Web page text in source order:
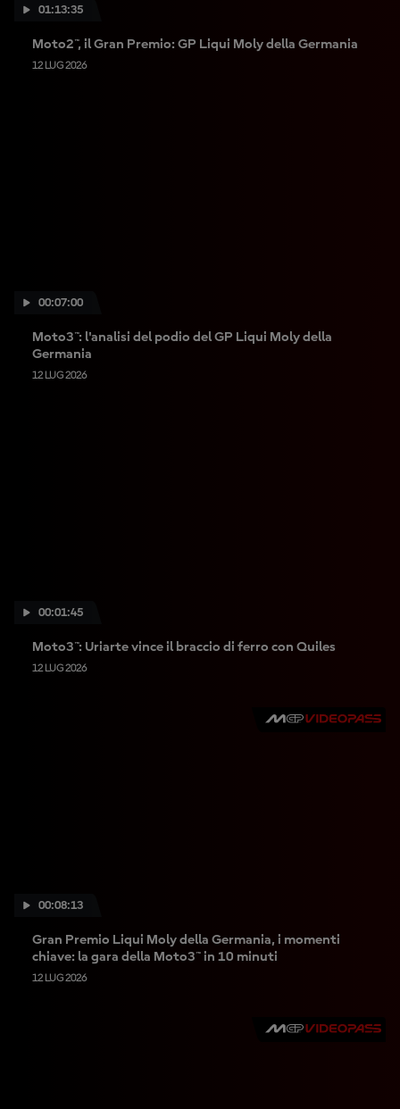
01:13:35
Moto2™, il Gran Premio: GP Liqui Moly della Germania
12 LUG 2026
00:07:00
Moto3™: l'analisi del podio del GP Liqui Moly della
Germania
12 LUG 2026
00:01:45
Moto3™: Uriarte vince il braccio di ferro con Quiles
12 LUG 2026
00:08:13
Gran Premio Liqui Moly della Germania, i momenti
chiave: la gara della Moto3™ in 10 minuti
12 LUG 2026